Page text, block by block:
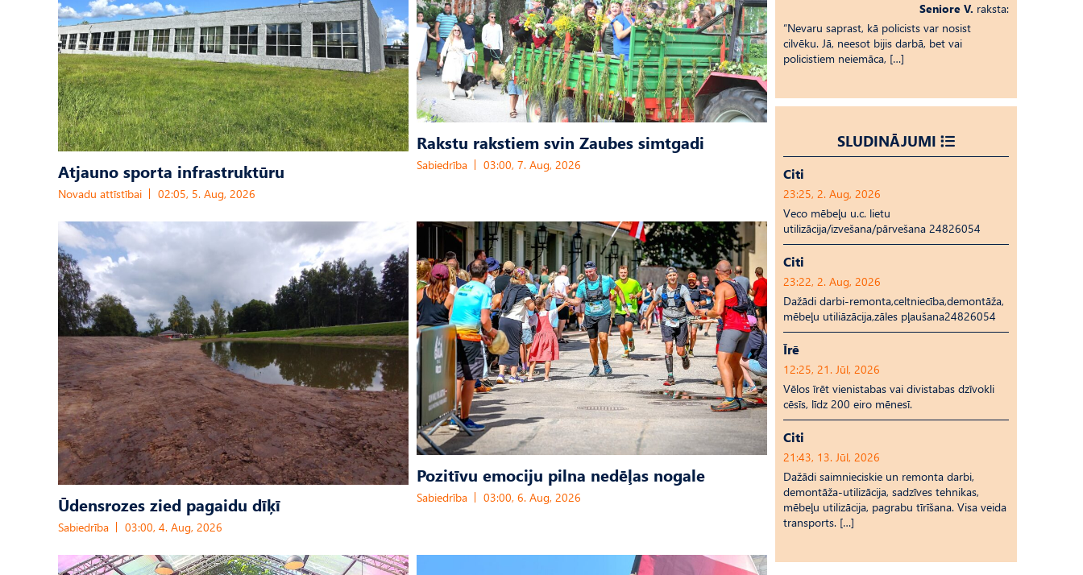
Atjauno sporta infrastruktūru
Novadu attīstībai 02:05, 5. Aug, 2026
Rakstu rakstiem svin Zaubes simtgadi
Sabiedrība 03:00, 7. Aug, 2026
Ūdensrozes zied pagaidu dīķī
Sabiedrība 03:00, 4. Aug, 2026
Pozitīvu emociju pilna nedēļas nogale
Sabiedrība 03:00, 6. Aug, 2026
Seniore V. raksta:
“Nevaru saprast, kā policists var nosist
cilvēku. Jā, neesot bijis darbā, bet vai
policistiem neiemāca, […]
SLUDINĀJUMI
Citi
23:25, 2. Aug, 2026
Veco mēbeļu u.c. lietu
utilizācija/izvešana/pārvešana 24826054
Citi
23:22, 2. Aug, 2026
Dažādi darbi-remonta,celtniecība,demontāža,
mēbeļu utiliāzācija,zāles pļaušana24826054
Īrē
12:25, 21. Jūl, 2026
Vēlos īrēt vienistabas vai divistabas dzīvokli
cēsīs, līdz 200 eiro mēnesī.
Citi
21:43, 13. Jūl, 2026
Dažādi saimnieciskie un remonta darbi,
demontāža-utilizācija, sadzīves tehnikas,
mēbeļu utilizācija, pagrabu tīrīšana. Visa veida
transports. […]